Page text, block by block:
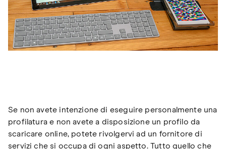
Se non avete intenzione di eseguire personalmente una
profilatura e non avete a disposizione un profilo da
scaricare online, potete rivolgervi ad un fornitore di
servizi che si occupa di ogni aspetto. Tutto quello che